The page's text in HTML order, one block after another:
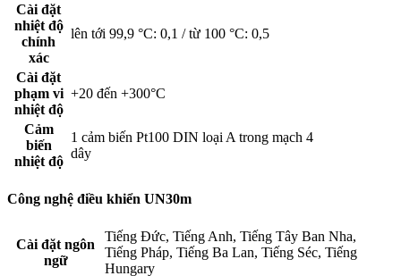
Cài đặt
nhiệt độ
chính
xác
lên tới 99,9 °C: 0,1 / từ 100 °C: 0,5
Cài đặt
phạm vi
nhiệt độ
+20 đến +300°C
Cảm
biến
nhiệt độ
1 cảm biến Pt100 DIN loại A trong mạch 4
dây
Công nghệ điều khiển UN30m
Cài đặt ngôn
ngữ
Tiếng Đức, Tiếng Anh, Tiếng Tây Ban Nha,
Tiếng Pháp, Tiếng Ba Lan, Tiếng Séc, Tiếng
Hungary